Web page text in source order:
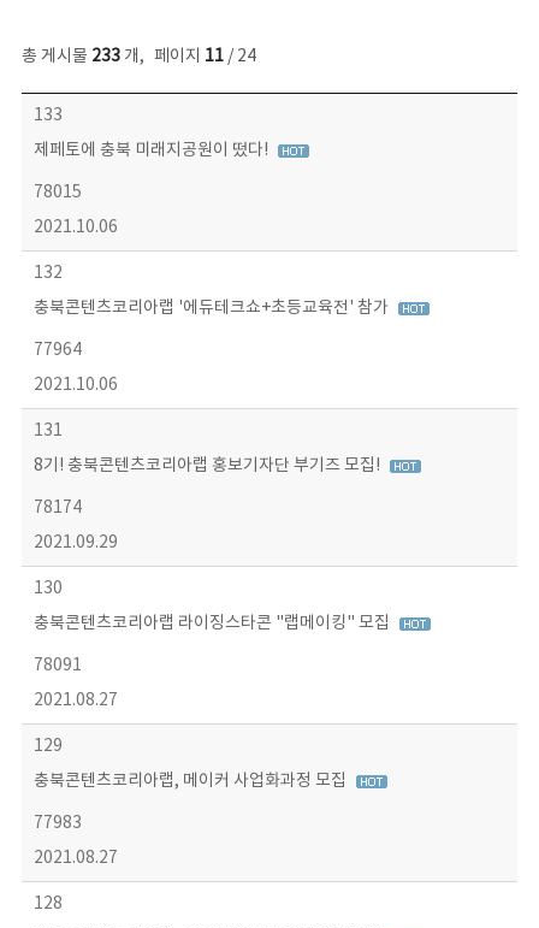
총 게시물 233개, 페이지 11/ 24
보도자료 목록 - 번호, 제목, 작성자, 파일, 조회수, 작성일 정보 제공
133
제페토에 충북 미래지공원이 떴다!
78015
2021.10.06
132
충북콘텐츠코리아랩 '에듀테크쇼+초등교육전' 참가
77964
2021.10.06
131
8기! 충북콘텐츠코리아랩 홍보기자단 부기즈 모집!
78174
2021.09.29
130
충북콘텐츠코리아랩 라이징스타콘 "랩메이킹" 모집
78091
2021.08.27
129
충북콘텐츠코리아랩, 메이커 사업화과정 모집
77983
2021.08.27
128